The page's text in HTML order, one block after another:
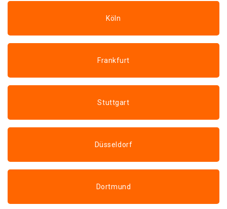
Köln
Frankfurt
Stuttgart
Düsseldorf
Dortmund